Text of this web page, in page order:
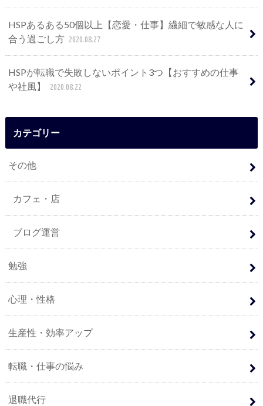
HSPあるある50個以上【恋愛・仕事】繊細で敏感な人に
合う過ごし方 2020.08.27
HSPが転職で失敗しないポイント3つ【おすすめの仕事
や社風】
2020.08.22
カテゴリー
その他
カフェ・店
ブログ運営
勉強
心理・性格
生産性・効率アップ
転職・仕事の悩み
退職代行